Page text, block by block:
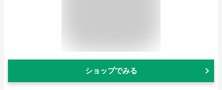
ショップでみる